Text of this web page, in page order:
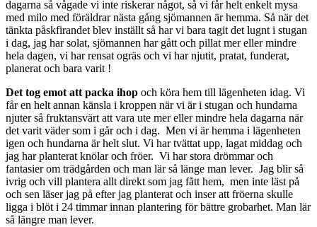
dagarna så vågade vi inte riskerar något, så vi får helt enkelt mysa
med milo med föräldrar nästa gång sjömannen är hemma. Så när det
tänkta påskfirandet blev inställt så har vi bara tagit det lugnt i stugan
i dag, jag har solat, sjömannen har gått och pillat mer eller mindre
hela dagen, vi har rensat ogräs och vi har njutit, pratat, funderat,
planerat och bara varit !
Det tog emot att packa ihop och köra hem till lägenheten idag. Vi
får en helt annan känsla i kroppen när vi är i stugan och hundarna
njuter så fruktansvärt att vara ute mer eller mindre hela dagarna när
det varit väder som i går och i dag. Men vi är hemma i lägenheten
igen och hundarna är helt slut. Vi har tvättat upp, lagat middag och
jag har planterat knölar och fröer. Vi har stora drömmar och
fantasier om trädgården och man lär så länge man lever. Jag blir så
ivrig och vill plantera allt direkt som jag fått hem, men inte läst på
och sen läser jag på efter jag planterat och inser att fröerna skulle
ligga i blöt i 24 timmar innan plantering för bättre grobarhet. Man lär
så längre man lever.